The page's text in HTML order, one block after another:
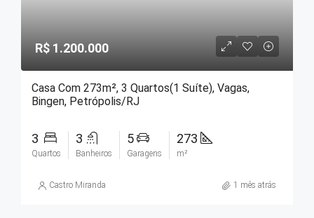
R$ 1.200.000
Casa Com 273m², 3 Quartos(1 Suíte), Vagas,
Bingen, Petrópolis/RJ
3
Quartos
3
Banheiros
5
Garagens
273
m²
Castro Miranda 1 mês atrás